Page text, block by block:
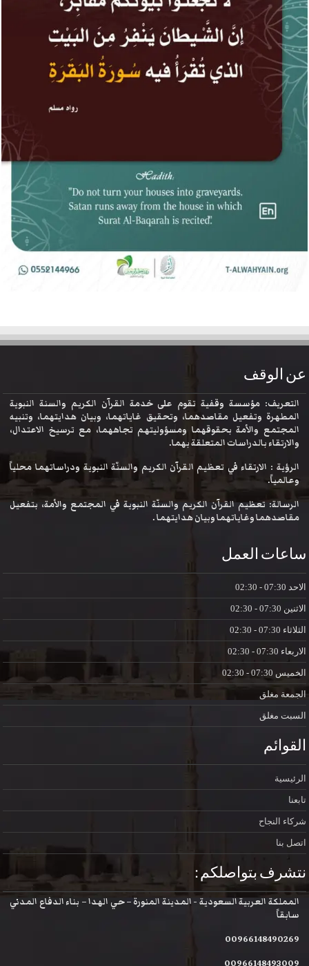
عن الوقف
التعريف: مؤسسة وقفية تقوم على خدمة القرآن الكريم والسنة النبوية
المطهرة وتفعيل مقاصدهما، وتحقيق غاياتهما، وبيان هدايتهما، وتنبيه
المجتمع والأمة بحقوقهما ومسؤوليتهم تجاههما، مع ترسيخ الاعتدال،
والارتقاء بالدراسات المتعلقة بهما.
الرؤية : الارتقاء في تعظيم القرآن الكريم والسنّة النبوية ودراساتهما محلياً
وعالمياً.
الرسالة: تعظيم القرآن الكريم والسنّة النبوية في المجتمع والأمة، بتفعيل
مقاصدهما وغاياتهما وبيان هدايتهما .
ساعات العمل
الاحد
الاثنين
الثلاثاء
الاربعاء
الخميس
الجمعة مغلق
السبت مغلق
القوائم
الرئيسية
تابعنا
شركاء النجاح
اتصل بنا
نتشرف بتواصلكم :
المملكة العربية السعودية - المدينة المنورة – حي الهدا – بناء الدفاع المدني
سابقاً
00966148490269